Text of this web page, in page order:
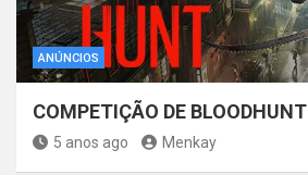
ANÚNCIOS
COMPETIÇÃO DE BLOODHUNT
5 anos ago Menkay